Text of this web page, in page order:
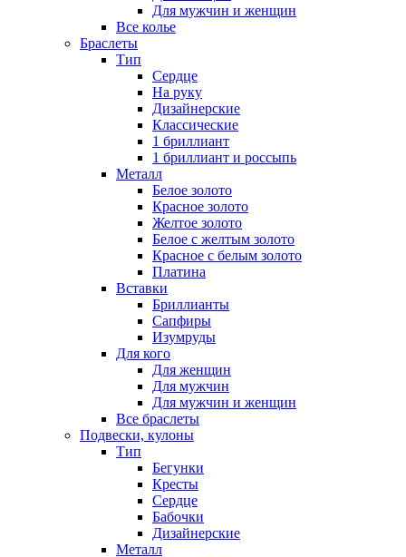
Для мужчин и женщин
Все колье
Браслеты
Тип
Сердце
На руку
Дизайнерские
Классические
1 бриллиант
1 бриллиант и россыпь
Металл
Белое золото
Красное золото
Желтое золото
Белое с желтым золото
Красное с белым золото
Платина
Вставки
Бриллианты
Сапфиры
Изумруды
Для кого
Для женщин
Для мужчин
Для мужчин и женщин
Все браслеты
Подвески, кулоны
Тип
Бегунки
Кресты
Сердце
Бабочки
Дизайнерские
Металл